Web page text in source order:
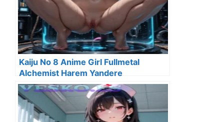
Kaiju No 8 Anime Girl Fullmetal
Alchemist Harem Yandere